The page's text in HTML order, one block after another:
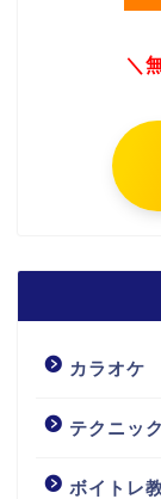
＼
カラオケ
テクニック
ボイトレ